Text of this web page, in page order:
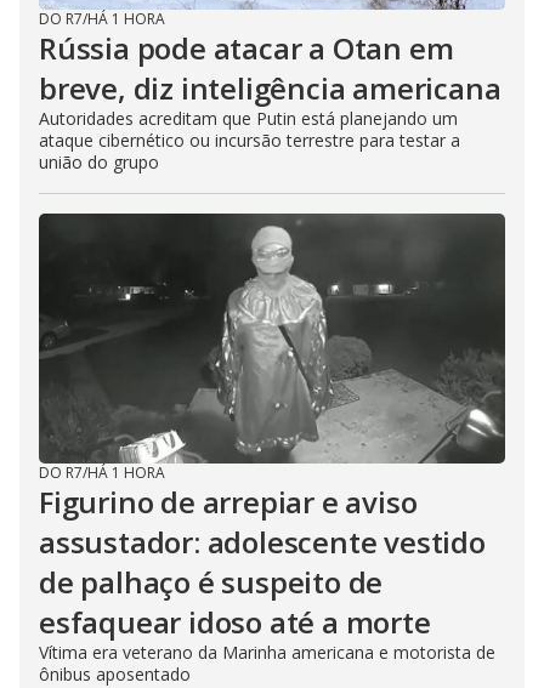
DO R7/HÁ 1 HORA
Rússia pode atacar a Otan em
breve, diz inteligência americana
Autoridades acreditam que Putin está planejando um
ataque cibernético ou incursão terrestre para testar a
união do grupo
DO R7/HÁ 1 HORA
Figurino de arrepiar e aviso
assustador: adolescente vestido
de palhaço é suspeito de
esfaquear idoso até a morte
Vítima era veterano da Marinha americana e motorista de
ônibus aposentado